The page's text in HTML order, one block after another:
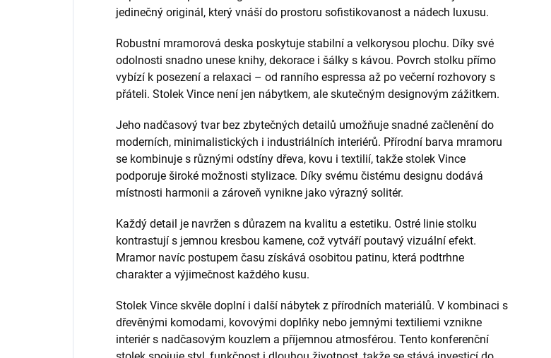
jedinečný originál, který vnáší do prostoru sofistikovanost a nádech luxusu.
Robustní mramorová deska poskytuje stabilní a velkorysou plochu. Díky své
odolnosti snadno unese knihy, dekorace i šálky s kávou. Povrch stolku přímo
vybízí k posezení a relaxaci – od ranního espressa až po večerní rozhovory s
přáteli. Stolek Vince není jen nábytkem, ale skutečným designovým zážitkem.
Jeho nadčasový tvar bez zbytečných detailů umožňuje snadné začlenění do
moderních, minimalistických i industriálních interiérů. Přírodní barva mramoru
se kombinuje s různými odstíny dřeva, kovu i textilií, takže stolek Vince
podporuje široké možnosti stylizace. Díky svému čistému designu dodává
místnosti harmonii a zároveň vynikne jako výrazný solitér.
Každý detail je navržen s důrazem na kvalitu a estetiku. Ostré linie stolku
kontrastují s jemnou kresbou kamene, což vytváří poutavý vizuální efekt.
Mramor navíc postupem času získává osobitou patinu, která podtrhne
charakter a výjimečnost každého kusu.
Stolek Vince skvěle doplní i další nábytek z přírodních materiálů. V kombinaci s
dřevěnými komodami, kovovými doplňky nebo jemnými textiliemi vznikne
interiér s nadčasovým kouzlem a příjemnou atmosférou. Tento konferenční